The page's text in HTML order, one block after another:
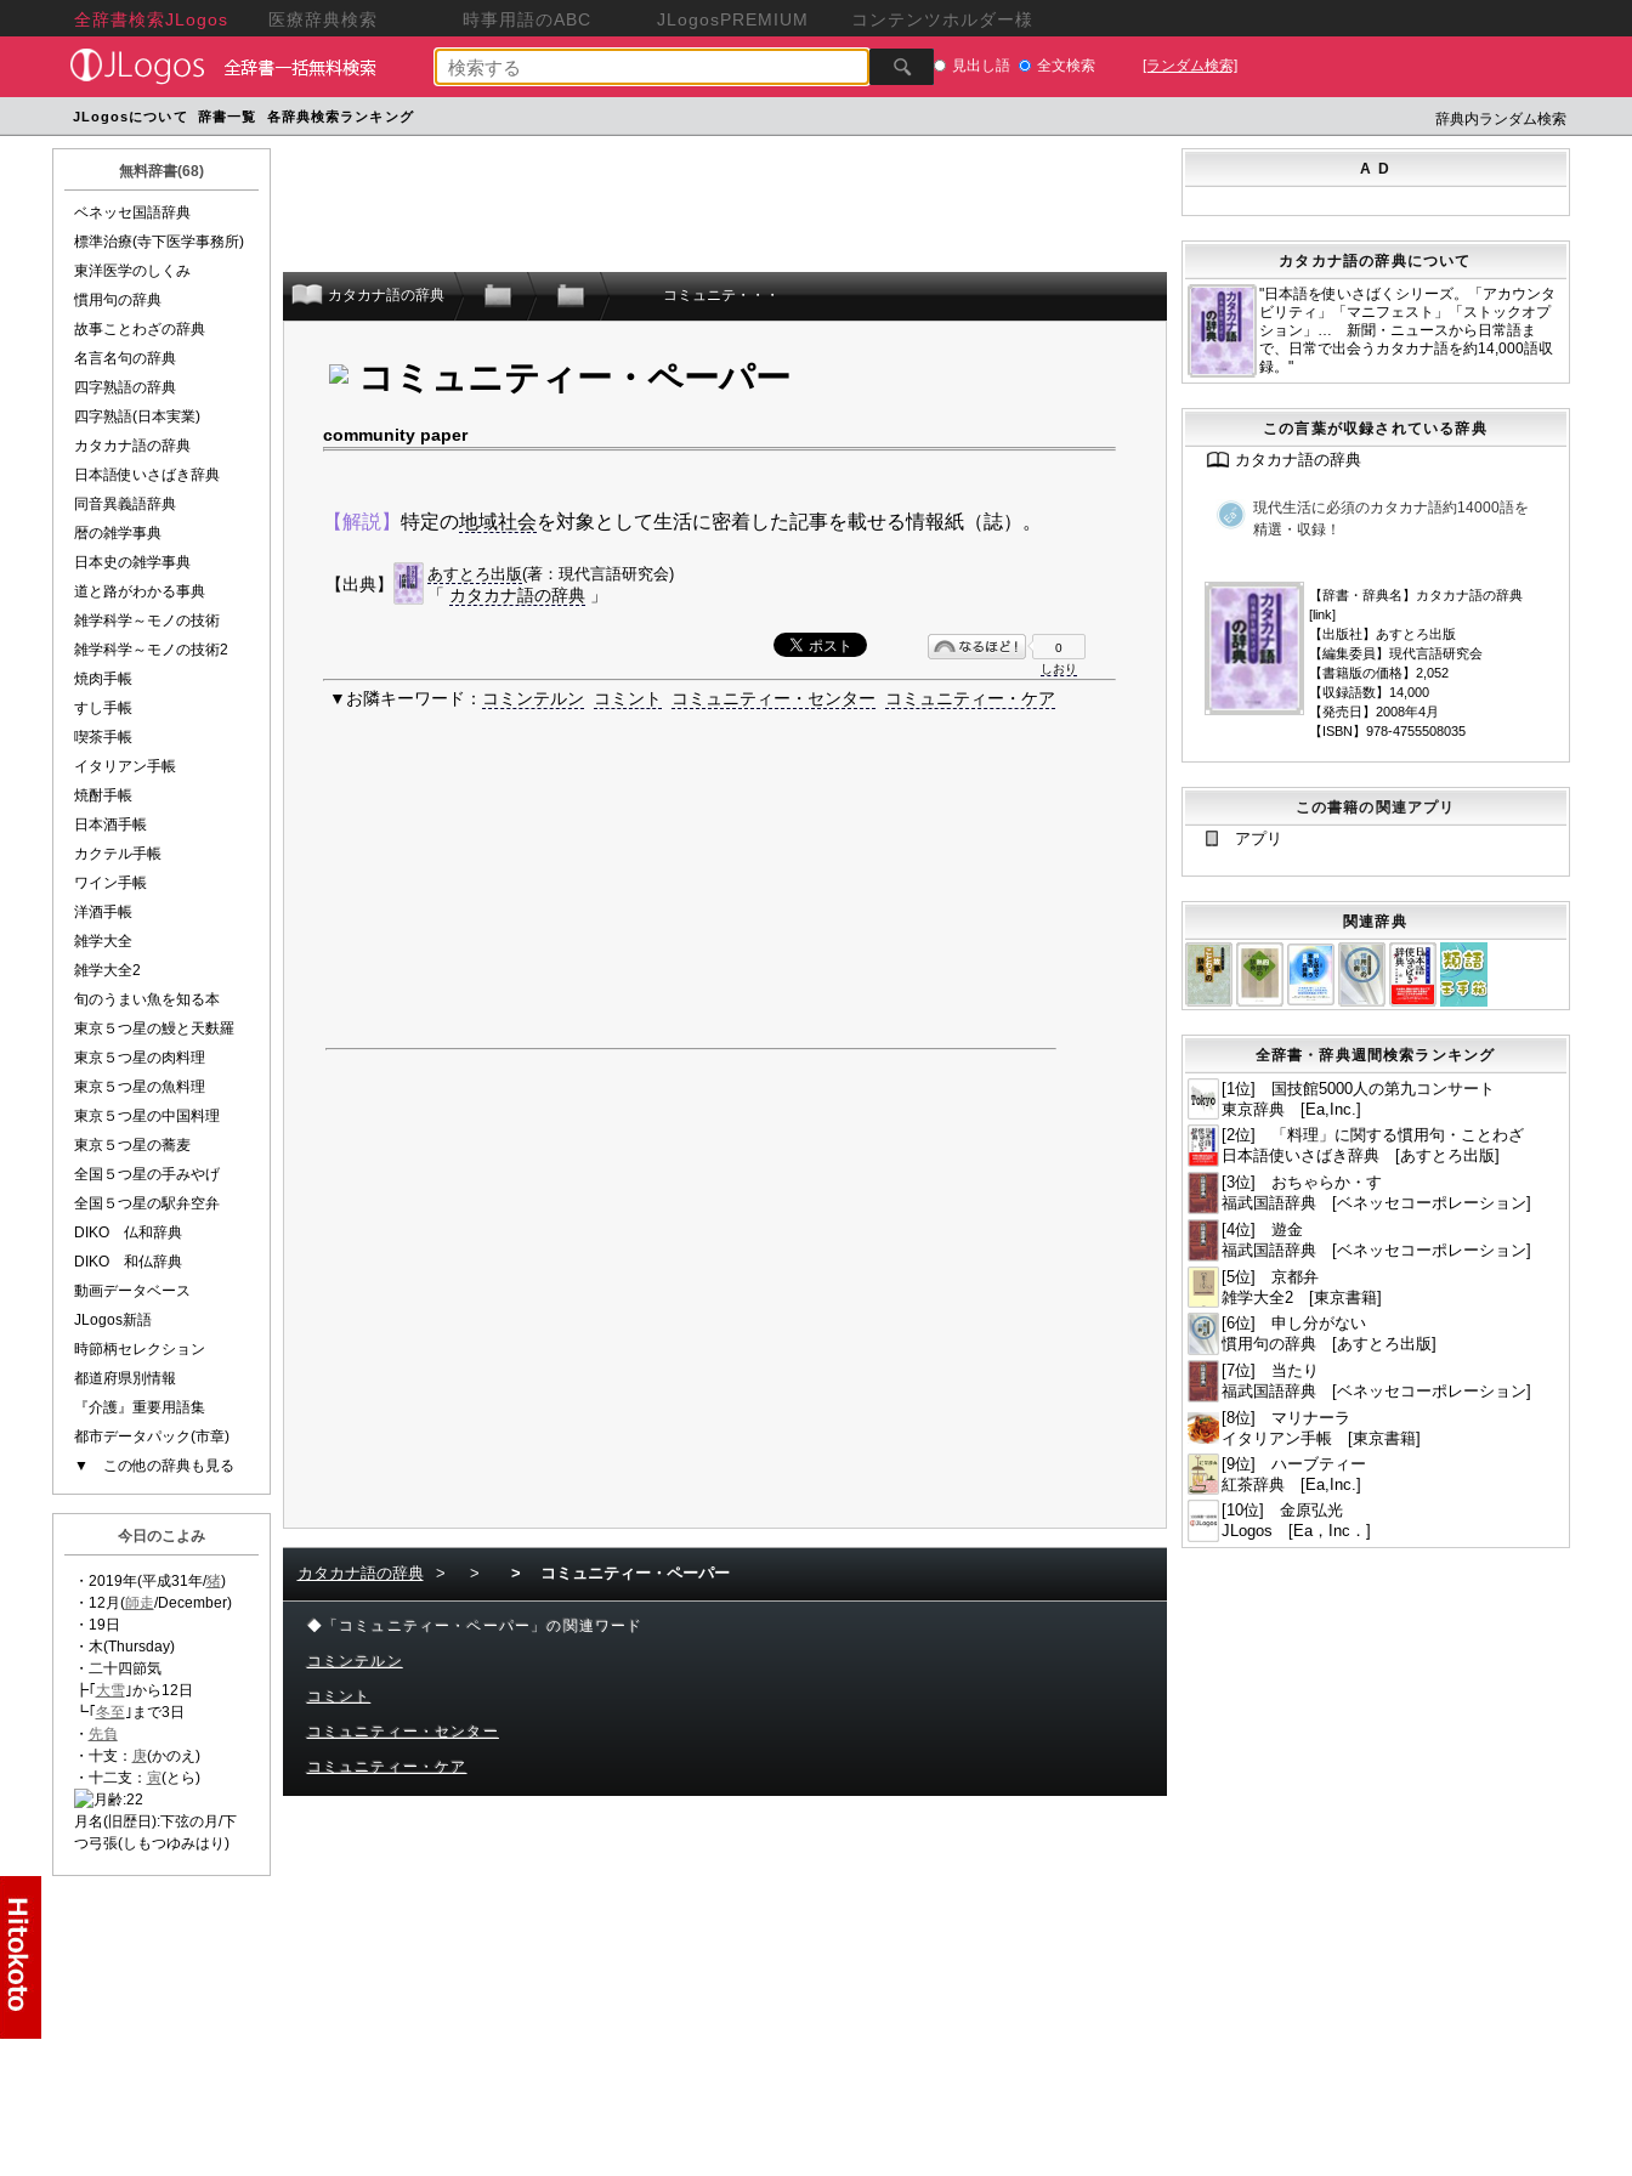
全辞書検索JLogos 医療辞典検索 時事用語のABC JLogosPREMIUM コンテンツホルダー様
見出し語 全文検索 [ランダム検索]
JLogosについて 辞書一覧 各辞典検索ランキング 辞典内ランダム検索
無料辞書(68)
ベネッセ国語辞典
標準治療(寺下医学事務所)
東洋医学のしくみ
慣用句の辞典
故事ことわざの辞典
名言名句の辞典
四字熟語の辞典
四字熟語(日本実業)
カタカナ語の辞典
日本語使いさばき辞典
同音異義語辞典
暦の雑学事典
日本史の雑学事典
道と路がわかる事典
雑学科学～モノの技術
雑学科学～モノの技術2
焼肉手帳
すし手帳
喫茶手帳
イタリアン手帳
焼酎手帳
日本酒手帳
カクテル手帳
ワイン手帳
洋酒手帳
雑学大全
雑学大全2
旬のうまい魚を知る本
東京５つ星の鰻と天麩羅
東京５つ星の肉料理
東京５つ星の魚料理
東京５つ星の中国料理
東京５つ星の蕎麦
全国５つ星の手みやげ
全国５つ星の駅弁空弁
DIKO 仏和辞典
DIKO 和仏辞典
動画データベース
JLogos新語
時節柄セレクション
都道府県別情報
『介護』重要用語集
都市データパック(市章)
▼ この他の辞典も見る
今日のこよみ
・2019年(平成31年/猪)
・12月(師走/December)
・19日
・木(Thursday)
・二十四節気
┣｢ 大雪｣から12日
┗｢ 冬至 ｣まで3日
・ 先負
・十支： 庚(かのえ)
・十二支： 寅(とら)
月名(旧歴日):下弦の月/下
つ弓張(しもつゆみはり)
カタカナ語の辞典 コミュニテ・・・
コミュニティー・ペーパー
community paper
【解説】 特定の地域社会を対象として生活に密着した記事を載せる情報紙（誌）。
【出典】
あすとろ出版(著：現代言語研究会)
「 カタカナ語の辞典」
0
しおり
▼お隣キーワード： コミンテルン コミント コミュニティー・センター コミュニティー・ケア
カタカナ語の辞典 > > > コミュニティー・ペーパー
◆「コミュニティー・ペーパー」の関連ワード
コミンテルン
コミント
コミュニティー・センター
コミュニティー・ケア
A D
カタカナ語の辞典について
"日本語を使いさばくシリーズ。「アカウンタ
ビリティ」「マニフェスト」「ストックオプ
ション」… 新聞・ニュースから日常語ま
で、日常で出会うカタカナ語を約14,000語収
録。"
この言葉が収録されている辞典
カタカナ語の辞典
現代生活に必須のカタカナ語約14000語を
精選・収録！
【辞書・辞典名】カタカナ語の辞典
[link]
【出版社】あすとろ出版
【編集委員】現代言語研究会
【書籍版の価格】2,052
【収録語数】14,000
【発売日】2008年4月
【ISBN】978-4755508035
この書籍の関連アプリ
アプリ
関連辞典
全辞書・辞典週間検索ランキング
[1位] 国技館5000人の第九コンサート
東京辞典 [Ea,Inc.]
[2位] 「料理」に関する慣用句・ことわざ
日本語使いさばき辞典 [あすとろ出版]
[3位] おちゃらか・す
福武国語辞典 [ベネッセコーポレーション]
[4位] 遊金
福武国語辞典 [ベネッセコーポレーション]
[5位] 京都弁
雑学大全2 [東京書籍]
[6位] 申し分がない
慣用句の辞典 [あすとろ出版]
[7位] 当たり
福武国語辞典 [ベネッセコーポレーション]
[8位] マリナーラ
イタリアン手帳 [東京書籍]
[9位] ハーブティー
紅茶辞典 [Ea,Inc.]
[10位] 金原弘光
JLogos [Ea，Inc．]